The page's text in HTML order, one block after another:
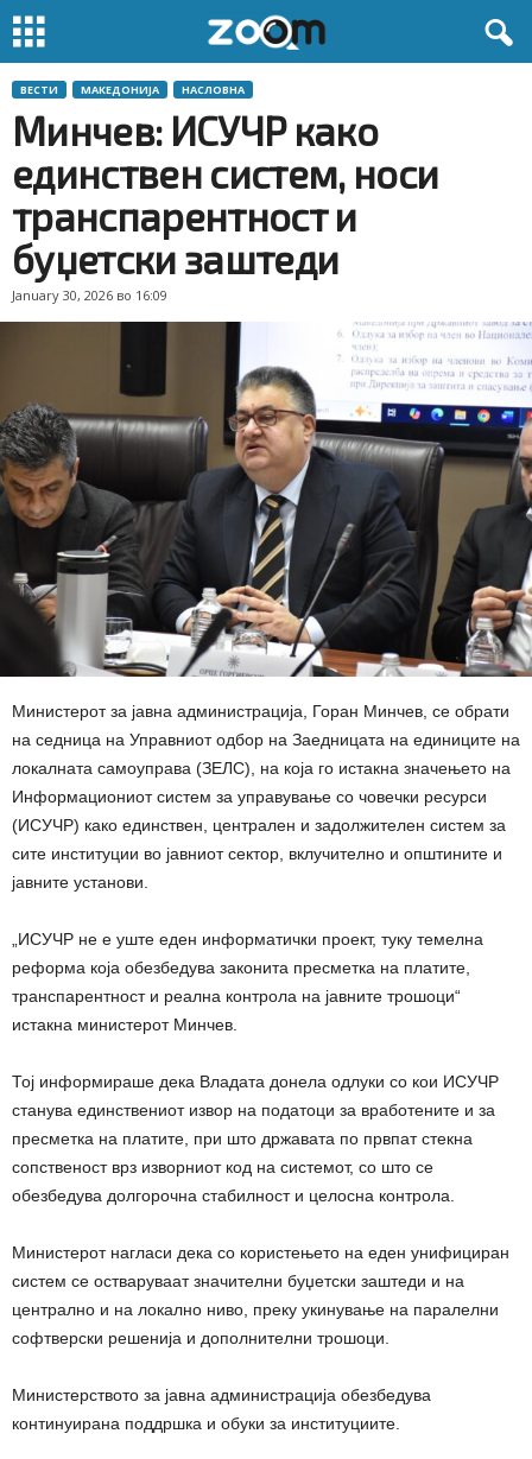
ВЕСТИ МАКЕДОНИЈА НАСЛОВНА
Минчев: ИСУЧР како
единствен систем, носи
транспарентност и
буџетски заштеди
January 30, 2026 во 16:09
Министерот за јавна администрација, Горан Минчев, се обрати
на седница на Управниот одбор на Заедницата на единиците на
локалната самоуправа (ЗЕЛС), на која го истакна значењето на
Информациониот систем за управување со човечки ресурси
(ИСУЧР) како единствен, централен и задолжителен систем за
сите институции во јавниот сектор, вклучително и општините и
јавните установи.
„ИСУЧР не е уште еден информатички проект, туку темелна
реформа која обезбедува законита пресметка на платите,
транспарентност и реална контрола на јавните трошоци“
истакна министерот Минчев.
Тој информираше дека Владата донела одлуки со кои ИСУЧР
станува единствениот извор на податоци за вработените и за
пресметка на платите, при што државата по првпат стекна
сопственост врз изворниот код на системот, со што се
обезбедува долгорочна стабилност и целосна контрола.
Министерот нагласи дека со користењето на еден унифициран
систем се остваруваат значителни буџетски заштеди и на
централно и на локално ниво, преку укинување на паралелни
софтверски решенија и дополнителни трошоци.
Министерството за јавна администрација обезбедува
континуирана поддршка и обуки за институциите.